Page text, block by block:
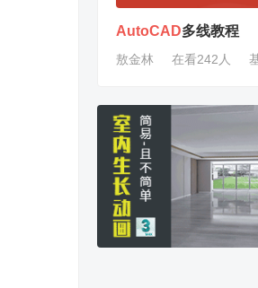
AutoCAD多线教程
敖金林 在看242人